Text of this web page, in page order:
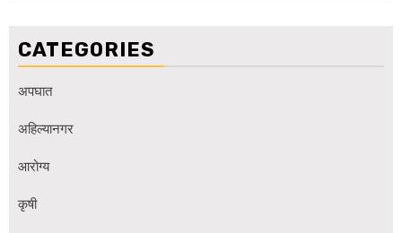
CATEGORIES
अपघात
अहिल्यानगर
आरोग्य
कृषी